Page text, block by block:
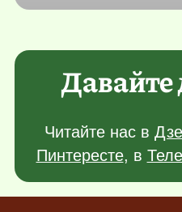
Читайте нас в
Пинтересте, в